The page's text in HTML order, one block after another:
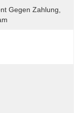
Gegen Zahlung,